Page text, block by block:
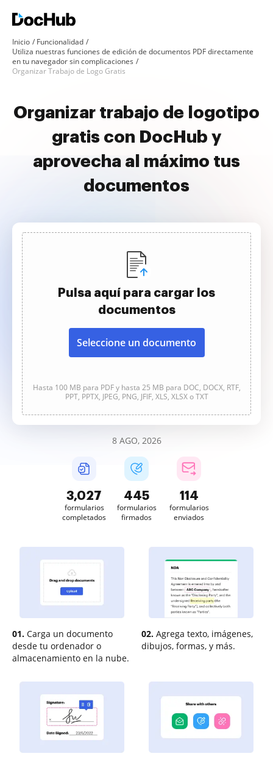
Inicio
Funcionalidad
Utiliza nuestras funciones de edición de documentos PDF directamente
en tu navegador sin complicaciones
Organizar Trabajo de Logo Gratis
Organizar trabajo de logotipo
gratis con DocHub y
aprovecha al máximo tus
documentos
Pulsa aquí para cargar los
documentos
Seleccione un documento
Hasta 100 MB para PDF y hasta 25 MB para DOC, DOCX, RTF,
PPT, PPTX, JPEG, PNG, JFIF, XLS, XLSX o TXT
8 AGO, 2026
3,028
formularios
completados
445
formularios
firmados
114
formularios
enviados
01. Carga un documento
desde tu ordenador o
almacenamiento en la nube.
02. Agrega texto, imágenes,
dibujos, formas, y más.